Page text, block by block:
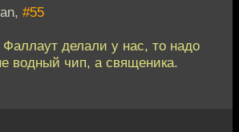
#55
делали у нас, то надо
водный чип, а священика.